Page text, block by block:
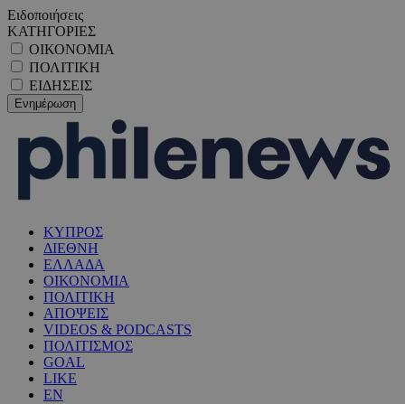
Ειδοποιήσεις
ΚΑΤΗΓΟΡΙΕΣ
ΟΙΚΟΝΟΜΙΑ
ΠΟΛΙΤΙΚΗ
ΕΙΔΗΣΕΙΣ
ΚΥΠΡΟΣ
ΔΙΕΘΝΗ
ΕΛΛΑΔΑ
ΟΙΚΟΝΟΜΙΑ
ΠΟΛΙΤΙΚΗ
ΑΠΟΨΕΙΣ
VIDEOS & PODCASTS
ΠΟΛΙΤΙΣΜΟΣ
GOAL
LIKE
EN